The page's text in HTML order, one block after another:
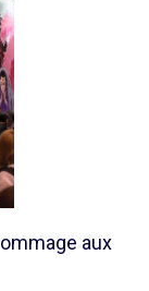
aux